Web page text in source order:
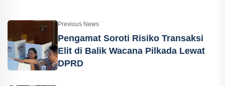
Previous News
Pengamat Soroti Risiko Transaksi
Elit di Balik Wacana Pilkada Lewat
DPRD